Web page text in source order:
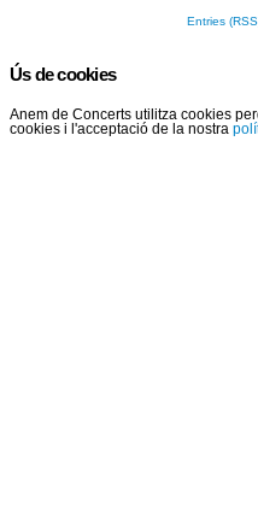
Entries
Ús de cookies
Anem de Concerts utilitza cookies
cookies i l'acceptació de la nostra